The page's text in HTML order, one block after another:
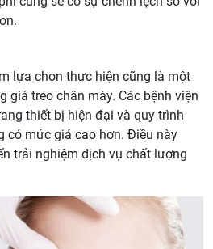
lựa chọn thực hiện cũng là một
giá treo chân mày. Các bệnh viện
thiết bị hiện đại và quy trình
có mức giá cao hơn. Điều này
trải nghiệm dịch vụ chất lượng